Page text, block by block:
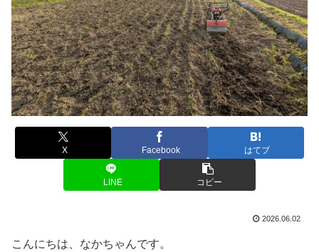
X Facebook はてブ
LINE コピー
2026.06.02
こんにちは、なかちゃんです。